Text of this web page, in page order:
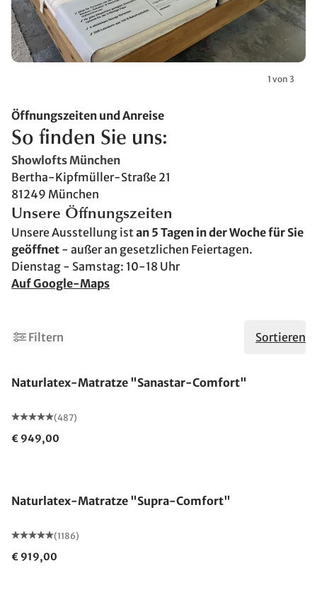
1 von 3
Öffnungszeiten und Anreise
So finden Sie uns:
Showlofts München
Bertha-Kipfmüller-Straße 21
81249 München
Unsere Öffnungszeiten
Unsere Ausstellung ist an 5 Tagen in der Woche für Sie
geöffnet - außer an gesetzlichen Feiertagen.
Dienstag - Samstag: 10-18 Uhr
Auf Google-Maps
Filtern Sortieren
Naturlatex-Matratze "Sanastar-Comfort"
(487)
€ 949,00
Naturlatex-Matratze "Supra-Comfort"
(1186)
€ 919,00